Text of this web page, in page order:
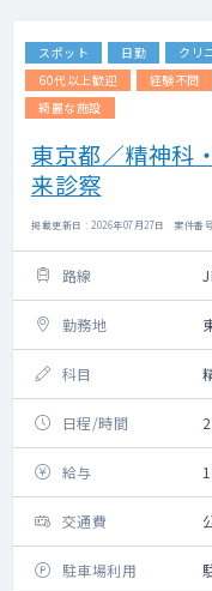
スポット 日勤 クリ
60代以上歓迎
経験不問
綺麗な施設
東京都／精神科
来診察
掲載更新日 : 2026年07月27日 案件番
路線
勤務地
科目
日程/時間
給与
交通費
駐車場利用